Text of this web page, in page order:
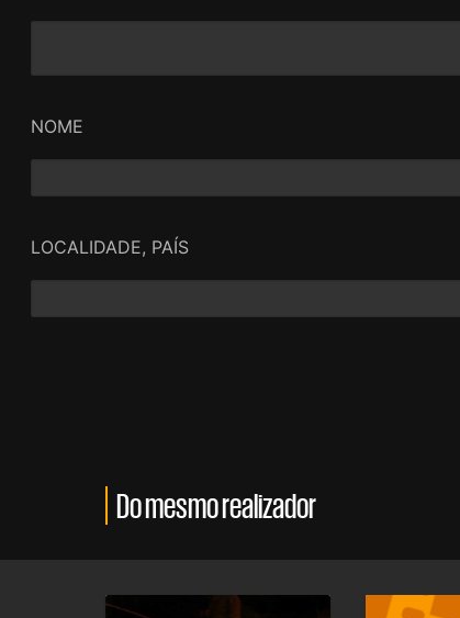
NOME
LOCALIDADE, PAÍS
Do mesmo realizador